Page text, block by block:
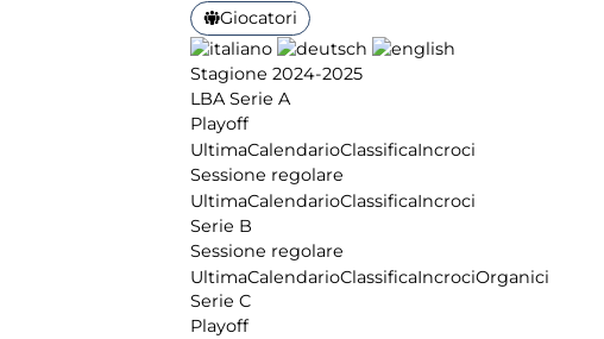
Giocatori
Stagione 2024-2025
LBA Serie A
Playoff
UltimaCalendarioClassificaIncroci
Sessione regolare
UltimaCalendarioClassificaIncroci
Serie B
Sessione regolare
UltimaCalendarioClassificaIncrociOrganici
Serie C
Playoff